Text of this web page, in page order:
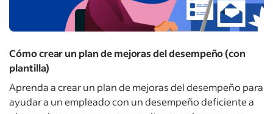
Cómo crear un plan de mejoras del desempeño (con
plantilla)
Aprenda a crear un plan de mejoras del desempeño para
ayudar a un empleado con un desempeño deficiente a